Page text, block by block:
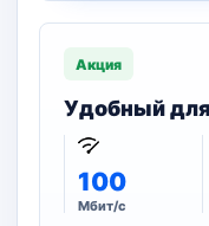
Акция
Удобный
100
Мбит/с